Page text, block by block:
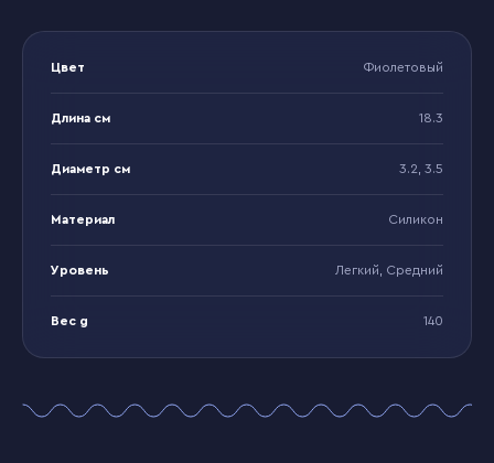
Цвет Фиолетовый
Длина см 18.3
Диаметр см 3.2, 3.5
Материал Силикон
Уровень Легкий, Средний
Вес g 140